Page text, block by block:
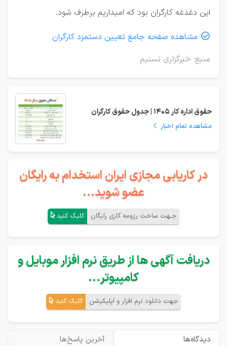
این دغدغه کارگران بود که امیداریم برطرف شود.
 مشاهده صفحه جامع تعیین دستمزد کارگران
منبع: خبرگزاری تسنیم
حقوق اداره کار 1405 | جدول حقوق کارگران
مشاهده تمام اخبار
در کاریابی مجازی ایران استخدام به رایگان
عضو شوید...
جـهت ساخت رزومه کاری رایگان کلیک کنید
دریافت آگهی ها از طریق نرم افزار موبایل و
کامپیوتر...
جهت دانلود نرم افزار و اپلیکیشن کلیک کنید
دیدگاه‌ها
آخرین پاسخ‌ها